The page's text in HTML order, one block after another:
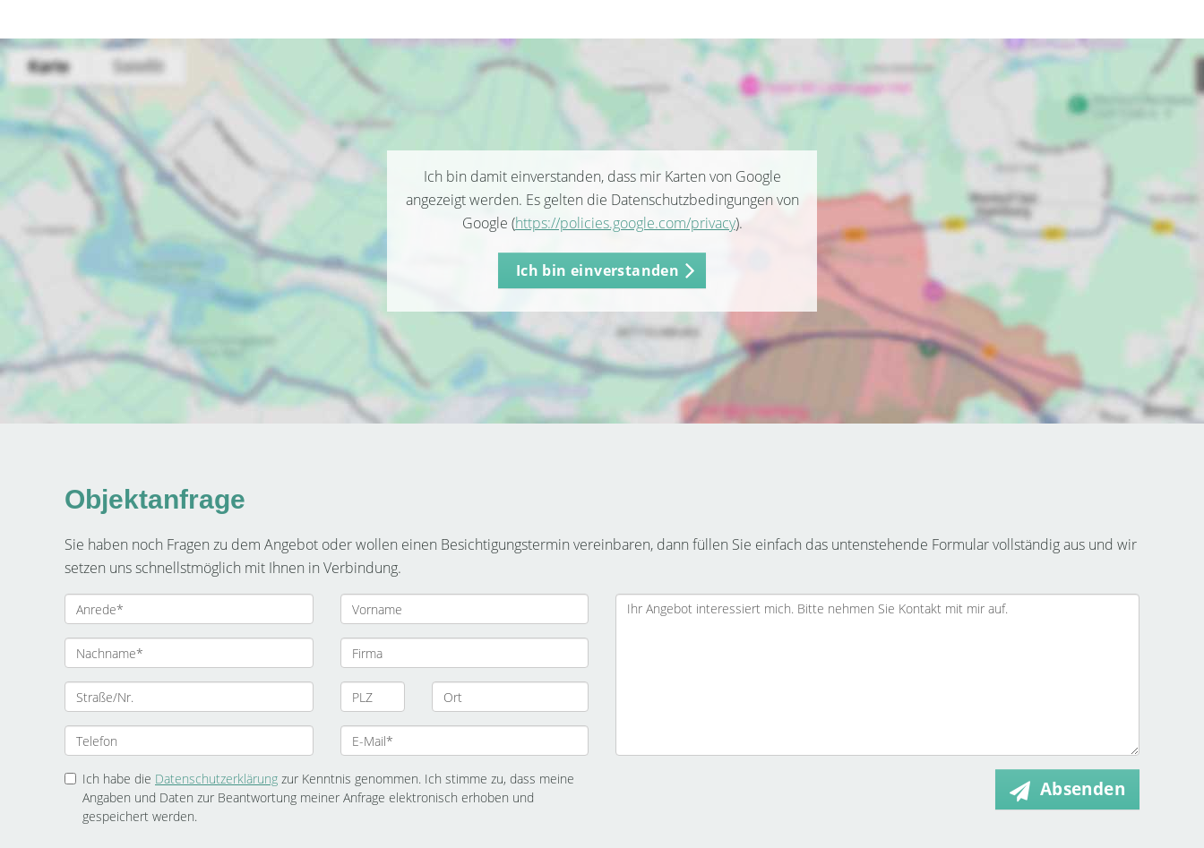
Ich bin damit einverstanden, dass mir Karten von Google
angezeigt werden. Es gelten die Datenschutzbedingungen von
Google (https://policies.google.com/privacy).
Ich bin einverstanden
Objektanfrage
Sie haben noch Fragen zu dem Angebot oder wollen einen Besichtigungstermin vereinbaren, dann füllen Sie einfach das untenstehende Formular vollständig aus und wir
setzen uns schnellstmöglich mit Ihnen in Verbindung.
Ich habe die Datenschutzerklärung zur Kenntnis genommen. Ich stimme zu, dass meine
Angaben und Daten zur Beantwortung meiner Anfrage elektronisch erhoben und
gespeichert werden.
Absenden